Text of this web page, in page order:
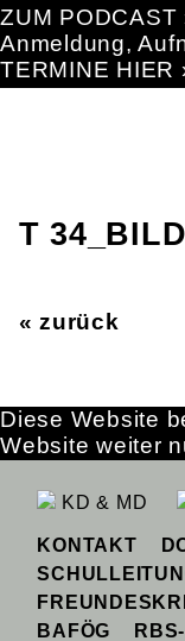
ZUM PODCAST
Anmeldung,
TERMINE HIER
T
« zurück
KD & MD
KONTAKT
BAFÖG
Diese Website
Website weiter